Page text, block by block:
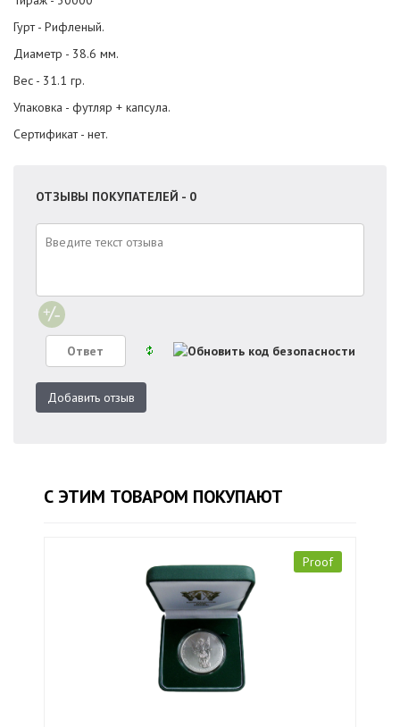
Гурт - Рифленый.
Диаметр - 38.6 мм.
Вес - 31.1 гр.
Упаковка - футляр + капсула.
Сертификат - нет.
ОТЗЫВЫ ПОКУПАТЕЛЕЙ - 0
Добавить отзыв
С ЭТИМ ТОВАРОМ ПОКУПАЮТ
Proof